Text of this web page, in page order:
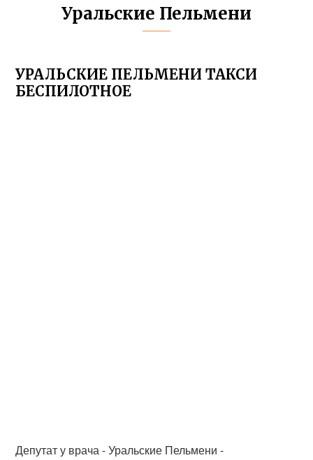
Уральские Пельмени
УРАЛЬСКИЕ ПЕЛЬМЕНИ ТАКСИ
БЕСПИЛОТНОЕ
Депутат у врача - Уральские Пельмени -